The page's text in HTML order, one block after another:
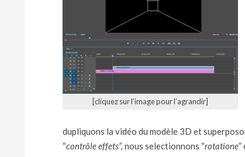
[cliquez sur l’image pour l’agrandir]
dupliquons la vidéo du modèle 3D et
“contrôle effets”, nous selectionnons “rotatione”